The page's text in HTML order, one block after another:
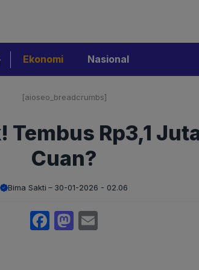
Ekonomi Nasional
[aioseo_breadcrumbs]
Tembus Rp3,1
Cuan?
Bima Sakti 30-01-2026 - 02.06
Facebook
Mastodon